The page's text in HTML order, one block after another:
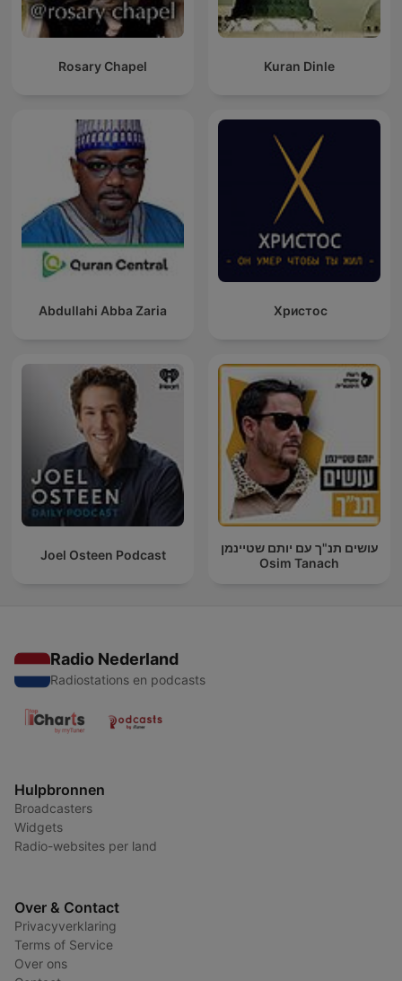
Rosary Chapel Kuran Dinle
Abdullahi Abba Zaria Христос
Joel Osteen Podcast
עושים תנ"ך עם יותם שטיינמן
Osim Tanach
Radio Nederland
Radiostations en podcasts
Hulpbronnen
Broadcasters
Widgets
Radio-websites per land
Over & Contact
Privacyverklaring
Terms of Service
Over ons